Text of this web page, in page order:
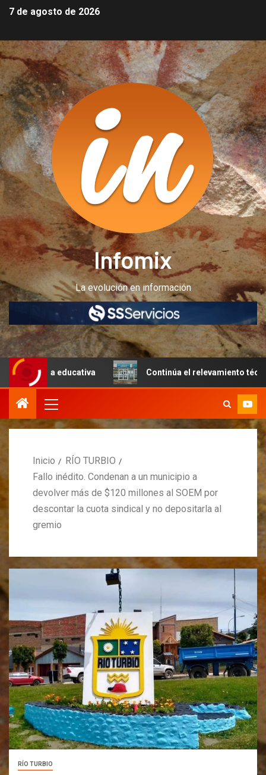
7 de agosto de 2026
Infomix
La evolución en información
educativa Continúa el relevamiento técnico en
Inicio
RÍO TURBIO
Fallo inédito. Condenan a un municipio a
devolver más de $120 millones al SOEM por
descontar la cuota sindical y no depositarla al
gremio
RÍO TURBIO